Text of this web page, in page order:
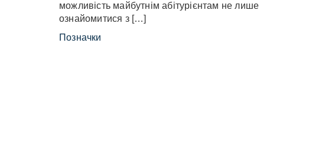
можливість майбутнім абітурієнтам не лише
ознайомитися з […]
Позначки